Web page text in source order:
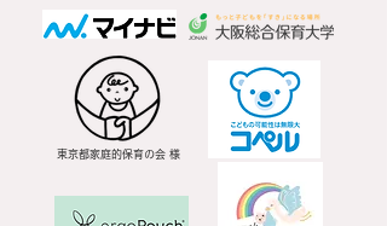
東京都家庭的保育の会 様